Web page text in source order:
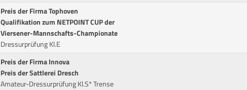
Preis der Firma Tophoven
Qualifikation zum NETPOINT CUP der
Viersener-Mannschafts-Championate
Dressurprüfung Kl.E
Preis der Firma Innova
Preis der Sattlerei Dresch
Amateur-Dressurprüfung Kl.S* Trense